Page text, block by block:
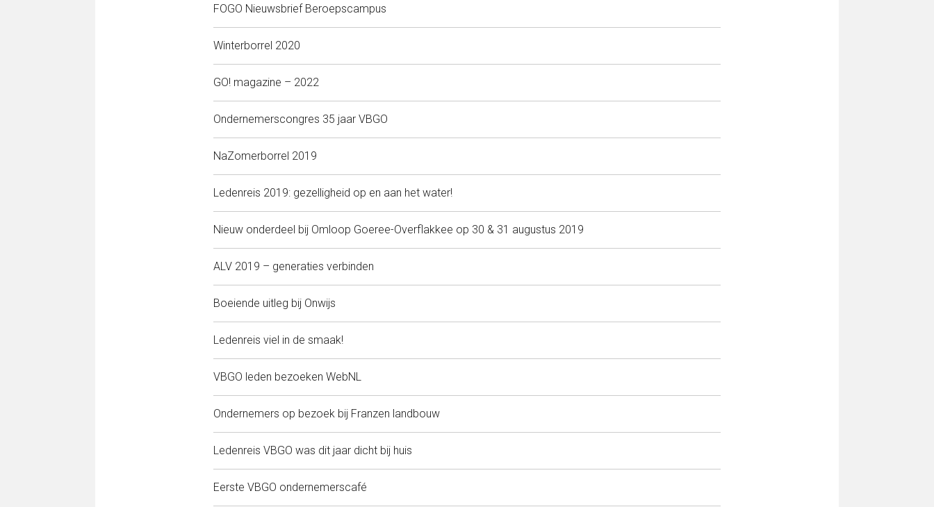
FOGO Nieuwsbrief Beroepscampus
Winterborrel 2020
GO! magazine – 2022
Ondernemerscongres 35 jaar VBGO
NaZomerborrel 2019
Ledenreis 2019: gezelligheid op en aan het water!
Nieuw onderdeel bij Omloop Goeree-Overflakkee op 30 & 31 augustus 2019
ALV 2019 – generaties verbinden
Boeiende uitleg bij Onwijs
Ledenreis viel in de smaak!
VBGO leden bezoeken WebNL
Ondernemers op bezoek bij Franzen landbouw
Ledenreis VBGO was dit jaar dicht bij huis
Eerste VBGO ondernemerscafé